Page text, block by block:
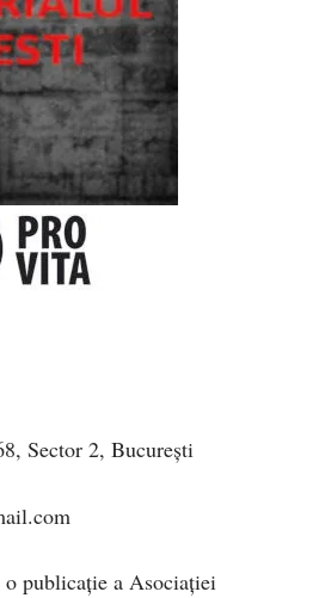
Sector 2, București
o publicaţie a Asociaţiei